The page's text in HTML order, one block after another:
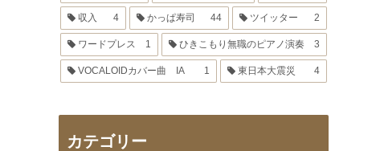
収入 4 かっぱ寿司 44 ツイッター 2
ワードプレス 1 ひきこもり無職のピアノ演奏 3
VOCALOIDカバー曲 IA 1 東日本大震災 4
カテゴリー